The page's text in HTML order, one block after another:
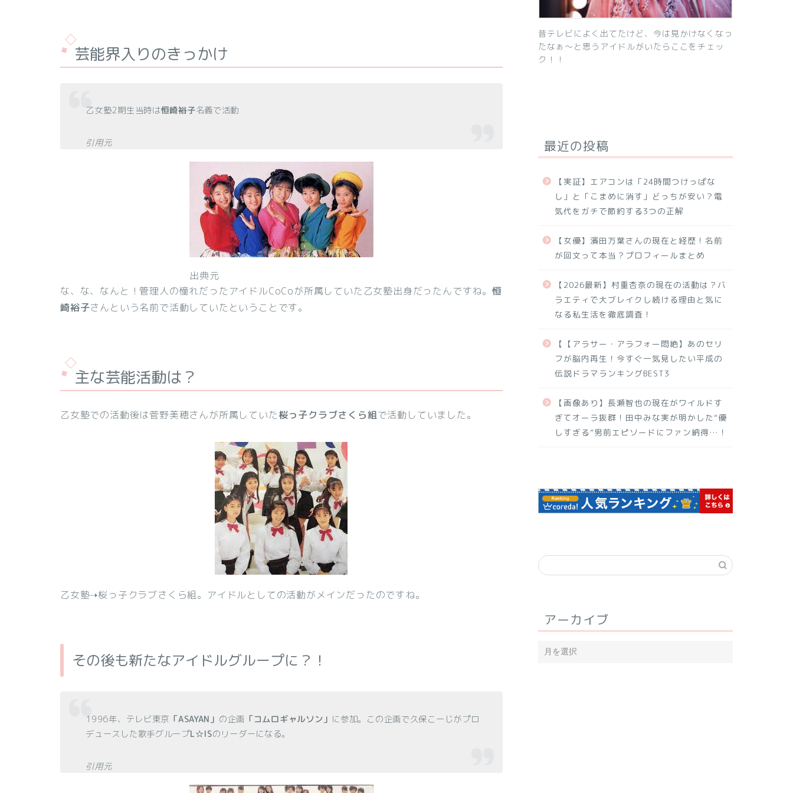
芸能界入りのきっかけ
乙女塾2期生当時は恒崎裕子名義で活動
引用元
出典元
な、な、なんと！管理人の憧れだったアイドルCoCoが所属していた乙女塾出身だったんですね。 恒
崎裕子さんという名前で活動していたということです。
主な芸能活動は？
乙女塾での活動後は菅野美穂さんが所属していた桜っ子クラブさくら組で活動していました。
乙女塾➝桜っ子クラブさくら組。アイドルとしての活動がメインだったのですね。
その後も新たなアイドルグループに？！
1996年、テレビ東京 「ASAYAN」 の企画 「コムロギャルソン」 に参加。この企画で久保こーじがプロ
デュースした歌手グループL☆ISのリーダーになる。
引用元
昔テレビによく出てたけど、今は見かけなくなっ
たなぁ～と思うアイドルがいたらここをチェッ
ク！！
最近の投稿
【実証】エアコンは「24時間つけっぱな
し」と「こまめに消す」どっちが安い？電
気代をガチで節約する3つの正解
【女優】濱田万葉さんの現在と経歴！名前
が回文って本当？プロフィールまとめ
【2026最新】村重杏奈の現在の活動は？バ
ラエティで大ブレイクし続ける理由と気に
なる私生活を徹底調査！
【【アラサー・アラフォー悶絶】あのセリ
フが脳内再生！今すぐ一気見したい平成の
伝説ドラマランキングBEST3
【画像あり】長瀬智也の現在がワイルドす
ぎてオーラ抜群！田中みな実が明かした“優
しすぎる”男前エピソードにファン納得…！
アーカイブ